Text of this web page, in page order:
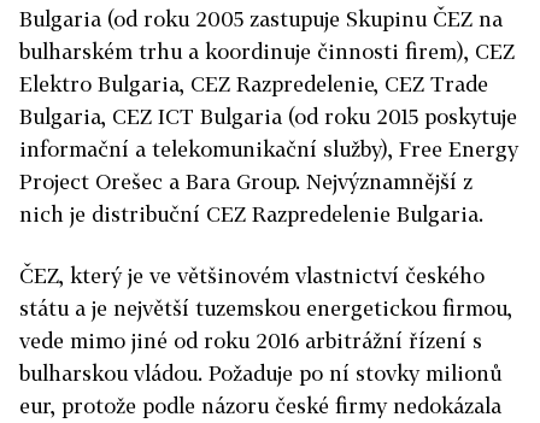
Bulgaria (od roku 2005 zastupuje Skupinu ČEZ na
bulharském trhu a koordinuje činnosti firem), CEZ
Elektro Bulgaria, CEZ Razpredelenie, CEZ Trade
Bulgaria, CEZ ICT Bulgaria (od roku 2015 poskytuje
informační a telekomunikační služby), Free Energy
Project Orešec a Bara Group. Nejvýznamnější z
nich je distribuční CEZ Razpredelenie Bulgaria.
ČEZ, který je ve většinovém vlastnictví českého
státu a je největší tuzemskou energetickou firmou,
vede mimo jiné od roku 2016 arbitrážní řízení s
bulharskou vládou. Požaduje po ní stovky milionů
eur, protože podle názoru české firmy nedokázala